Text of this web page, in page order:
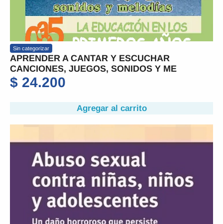
Sin categorizar
APRENDER A CANTAR Y ESCUCHAR
CANCIONES, JUEGOS, SONIDOS Y ME
$ 24.200
Agregar al carrito